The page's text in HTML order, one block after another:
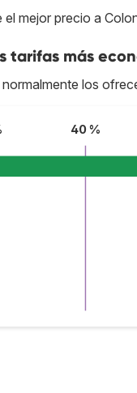
mejor precio a
tarifas más
los
40 %